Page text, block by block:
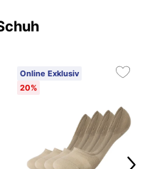
Online Exklusiv
20%